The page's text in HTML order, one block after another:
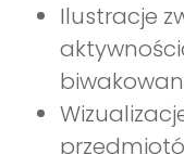
Ilustracje